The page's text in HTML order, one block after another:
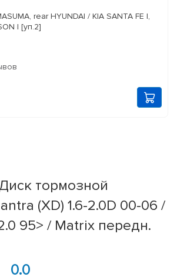
KIA SANTA FE I,
SPORTAGE II, TUCSON I [уп.2]
тормозной
(XD) 1.6-2.0D 00-06 /
95> / Matrix передн.
0.0